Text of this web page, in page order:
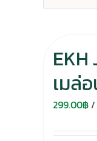
เมล่
299.00฿/